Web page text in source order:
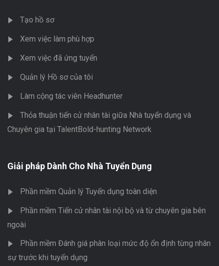
Tạo hồ sơ
Xem việc làm phù hợp
Xem việc đã ứng tuyển
Quản lý Hồ sơ của tôi
Làm cộng tác viên Headhunter
Thỏa thuận tiến cử nhân tài giữa Nhà tuyển dụng và
Chuyên gia tại TalentBold-hunting Network
Giải pháp Dành Cho Nhà Tuyển Dụng
Phần mềm Quản lý Tuyển dụng toàn diện
Phần mềm Tiến cử nhân tài nội bộ và từ chuyên gia bên
ngoài
Phần mềm Đánh giá phân loại mức độ ổn định từng nhân
sự trước khi tuyển dụng